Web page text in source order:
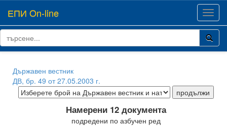
ЕПИ On-line
Държавен вестник
ДВ, бр. 49 от 27.05.2003 г.
Намерени 12 документа
подредени по азбучен ред